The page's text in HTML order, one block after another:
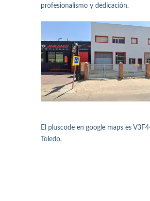
profesionalismo y dedicación.
El pluscode en google maps es
Toledo.